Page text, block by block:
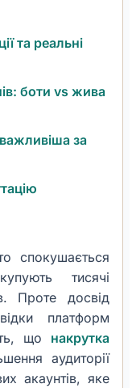
та реальні
боти vs жива
за
спокушається
тисячі
Проте досвід
платформ
що накрутка
аудиторії
акаунтів, яке